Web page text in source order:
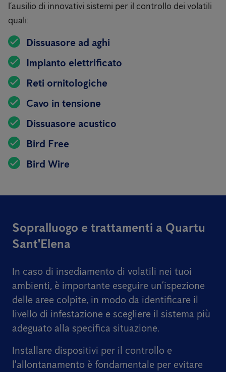
l’ausilio di innovativi sistemi per il controllo dei volatili
quali:
Dissuasore ad aghi
Impianto elettrificato
Reti ornitologiche
Cavo in tensione
Dissuasore acustico
Bird Free
Bird Wire
Sopralluogo e trattamenti a Quartu
Sant'Elena
In caso di insediamento di volatili nei tuoi
ambienti, è importante eseguire un’ispezione
delle aree colpite, in modo da identificare il
livello di infestazione e scegliere il sistema più
adeguato alla specifica situazione.
Installare dispositivi per il controllo e
l'allontanamento è fondamentale per evitare